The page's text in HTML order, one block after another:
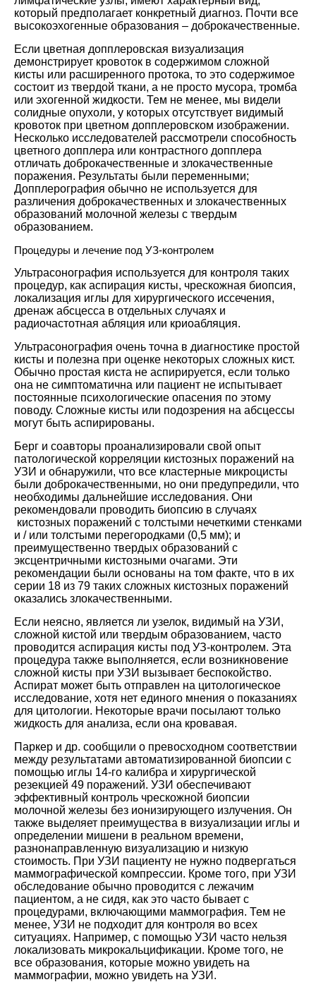
который предполагает конкретный диагноз. Почти все
высокоэхогенные образования – доброкачественные.
Если цветная допплеровская визуализация
демонстрирует кровоток в содержимом сложной
кисты или расширенного протока, то это содержимое
состоит из твердой ткани, а не просто мусора, тромба
или эхогенной жидкости. Тем не менее, мы видели
солидные опухоли, у которых отсутствует видимый
кровоток при цветном допплеровском изображении.
Несколько исследователей рассмотрели способность
цветного допплера или контрастного допплера
отличать доброкачественные и злокачественные
поражения. Результаты были переменными;
Допплерография обычно не используется для
различения доброкачественных и злокачественных
образований молочной железы с твердым
образованием.
Процедуры и лечение под УЗ-контролем
Ультрасонография используется для контроля таких
процедур, как аспирация кисты, чрескожная биопсия,
локализация иглы для хирургического иссечения,
дренаж абсцесса в отдельных случаях и
радиочастотная абляция или криоабляция.
Ультрасонография очень точна в диагностике простой
кисты и полезна при оценке некоторых сложных кист.
Обычно простая киста не аспирируется, если только
она не симптоматична или пациент не испытывает
постоянные психологические опасения по этому
поводу. Сложные кисты или подозрения на абсцессы
могут быть аспирированы.
Берг и соавторы проанализировали свой опыт
патологической корреляции кистозных поражений на
УЗИ и обнаружили, что все кластерные микроцисты
были доброкачественными, но они предупредили, что
необходимы дальнейшие исследования. Они
рекомендовали проводить биопсию в случаях
кистозных поражений с толстыми нечеткими стенками
и / или толстыми перегородками (0,5 мм); и
преимущественно твердых образований с
эксцентричными кистозными очагами. Эти
рекомендации были основаны на том факте, что в их
серии 18 из 79 таких сложных кистозных поражений
оказались злокачественными.
Если неясно, является ли узелок, видимый на УЗИ,
сложной кистой или твердым образованием, часто
проводится аспирация кисты под УЗ-контролем. Эта
процедура также выполняется, если возникновение
сложной кисты при УЗИ вызывает беспокойство.
Аспират может быть отправлен на цитологическое
исследование, хотя нет единого мнения о показаниях
для цитологии. Некоторые врачи посылают только
жидкость для анализа, если она кровавая.
Паркер и др. сообщили о превосходном соответствии
между результатами автоматизированной биопсии с
помощью иглы 14-го калибра и хирургической
резекцией 49 поражений. УЗИ обеспечивают
эффективный контроль чрескожной биопсии
молочной железы без ионизирующего излучения. Он
также выделяет преимущества в визуализации иглы и
определении мишени в реальном времени,
разнонаправленную визуализацию и низкую
стоимость. При УЗИ пациенту не нужно подвергаться
маммографической компрессии. Кроме того, при УЗИ
обследование обычно проводится с лежачим
пациентом, а не сидя, как это часто бывает с
процедурами, включающими маммография. Тем не
менее, УЗИ не подходит для контроля во всех
ситуациях. Например, с помощью УЗИ часто нельзя
локализовать микрокальцификации. Кроме того, не
все образования, которые можно увидеть на
маммографии, можно увидеть на УЗИ.